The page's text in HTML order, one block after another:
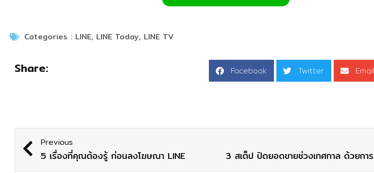
Categories : LINE, LINE Today, LINE TV
Share: Facebook Twitter Email
Previous
5 เรื่องที่คุณต้องรู้ ก่อนลงโฆษณา LINE